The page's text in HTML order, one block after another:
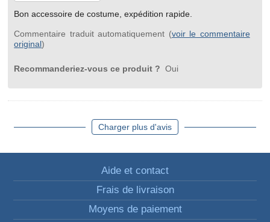
Bon accessoire de costume, expédition rapide.
Commentaire traduit automatiquement (voir le commentaire
original)
Recommanderiez-vous ce produit ? Oui
Charger plus d'avis
Aide et contact
Frais de livraison
Moyens de paiement